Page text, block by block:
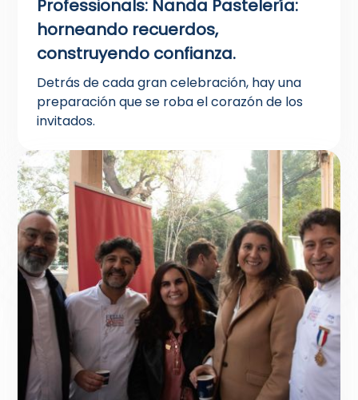
Professionals: Nanda Pastelería:
horneando recuerdos,
construyendo confianza.
Detrás de cada gran celebración, hay una
preparación que se roba el corazón de los
invitados.